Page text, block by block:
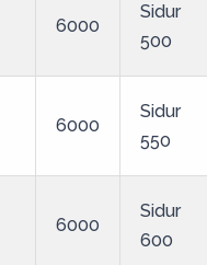
6000
Sidur
500
6000
Sidur
550
6000
Sidur
600